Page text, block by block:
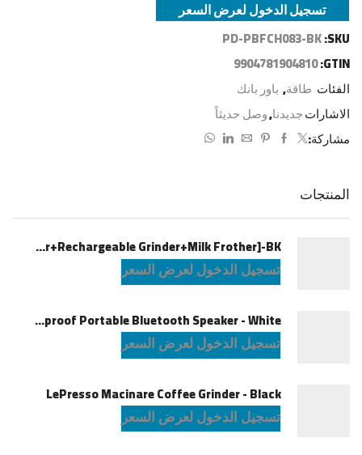
تسجيل الدخول لعرض السعر
SKU:
PD-PBFCH083-BK
GTIN:
9904781904810
الفئات طاقة, باور بانك
الاشاراتجديدنا,وصل حديثاً
مشاركة:
المنتجات
LePresso Brewology Coffee Kit [Espresso Maker+Rechargeable Grinder+Milk Frother]-BK
تسجيل الدخول لعرض السعر
JBL Charge6 Splashproof Portable Bluetooth Speaker - White
تسجيل الدخول لعرض السعر
LePresso Macinare Coffee Grinder - Black
تسجيل الدخول لعرض السعر